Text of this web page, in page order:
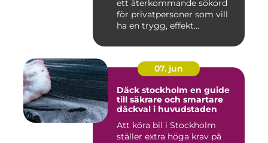
ett återkommande sökord
för privatpersoner som vill
ha en trygg, effekt...
07. jun
Däck stockholm en guide
till säkrare och smartare
däckval i huvudstaden
Att köra bil i Stockholm
ställer extra höga krav på